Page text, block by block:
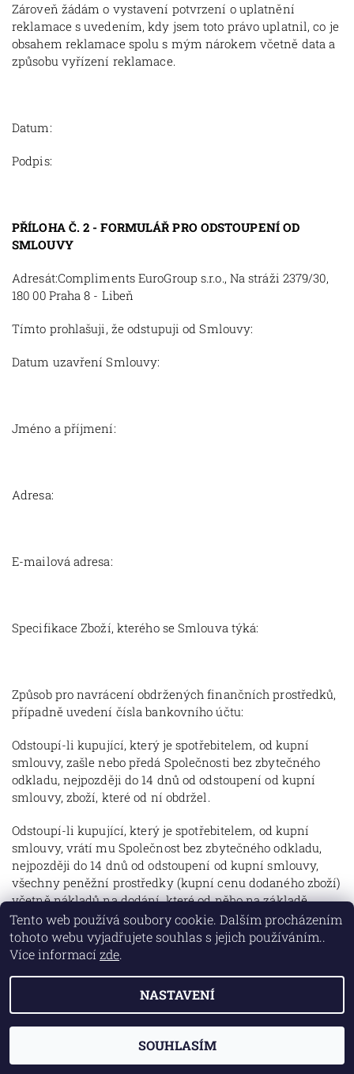
Zároveň žádám o vystavení potvrzení o uplatnění
reklamace s uvedením, kdy jsem toto právo uplatnil, co je
obsahem reklamace spolu s mým nárokem včetně data a
způsobu vyřízení reklamace.
Datum:
Podpis:
PŘÍLOHA Č. 2 - FORMULÁŘ PRO ODSTOUPENÍ OD
SMLOUVY
Adresát:Compliments EuroGroup s.r.o., Na stráži 2379/30,
180 00 Praha 8 - Libeň
Tímto prohlašuji, že odstupuji od Smlouvy:
Datum uzavření Smlouvy:
Jméno a příjmení:
Adresa:
E-mailová adresa:
Specifikace Zboží, kterého se Smlouva týká:
Způsob pro navrácení obdržených finančních prostředků,
případně uvedení čísla bankovního účtu:
Odstoupí-li kupující, který je spotřebitelem, od kupní
smlouvy, zašle nebo předá Společnosti bez zbytečného
odkladu, nejpozději do 14 dnů od odstoupení od kupní
smlouvy, zboží, které od ní obdržel.
Odstoupí-li kupující, který je spotřebitelem, od kupní
smlouvy, vrátí mu Společnost bez zbytečného odkladu,
nejpozději do 14 dnů od odstoupení od kupní smlouvy,
všechny peněžní prostředky (kupní cenu dodaného zboží)
včetně nákladů na dodání, které od něho na základě
kupní smlouvy přijala, stejným způsobem. Jestliže
kupující zvolil jiný, než nejlevnější způsob dodání zboží,
který Společnost nabízí, vrátí Společnost kupujícímu
nejlevnějšímu nabízenému způsobu dodání zboží.
Společnost není povinna vrátit přijaté peněžní prostředky
prokáže, že zboží Společnosti odeslal.
Tento web používá soubory cookie. Dalším procházením
tohoto webu vyjadřujete souhlas s jejich používáním..
Více informací zde.
NASTAVENÍ
SOUHLASÍM